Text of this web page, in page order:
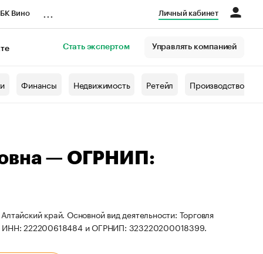
Вино Личный кабинет
Стать экспертом Управлять компанией
Финансы Недвижимость Ретейл Производство
— ОГРНИП:
край. Основной вид деятельности: Торговля
ИНН: 222200618484 и ОГРНИП: 323220200018399.